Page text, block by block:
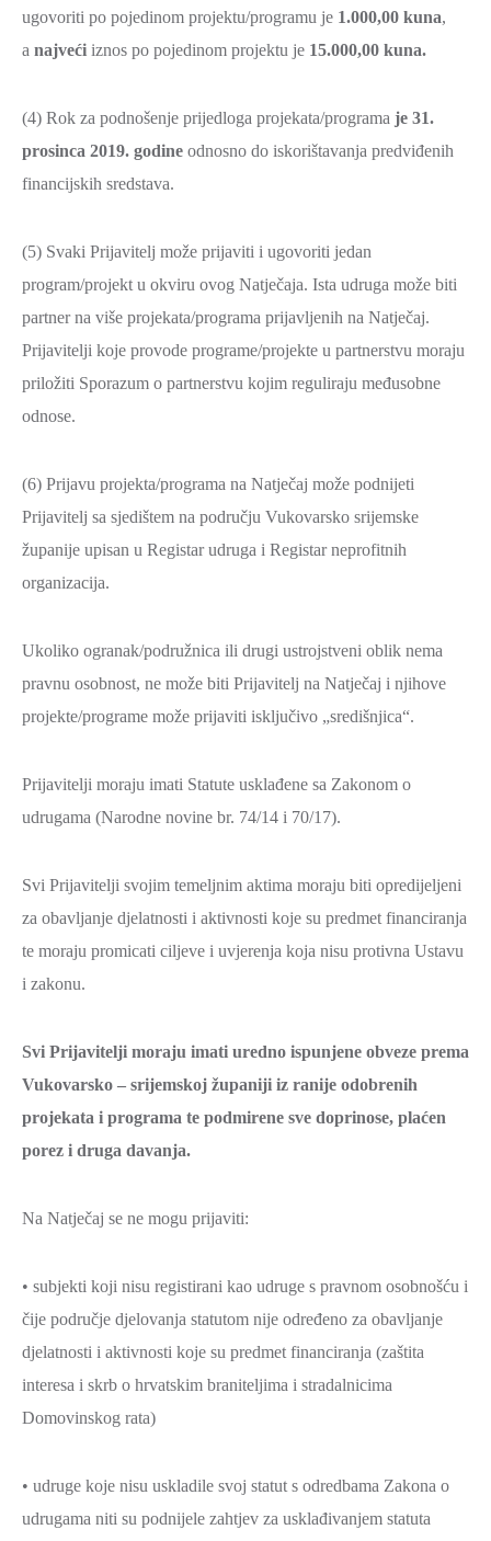
ugovoriti po pojedinom projektu/programu je 1.000,00 kuna,
a najveći iznos po pojedinom projektu je 15.000,00 kuna.
(4) Rok za podnošenje prijedloga projekata/programa je 31.
prosinca 2019. godine odnosno do iskorištavanja predviđenih
financijskih sredstava.
(5) Svaki Prijavitelj može prijaviti i ugovoriti jedan
program/projekt u okviru ovog Natječaja. Ista udruga može biti
partner na više projekata/programa prijavljenih na Natječaj.
Prijavitelji koje provode programe/projekte u partnerstvu moraju
priložiti Sporazum o partnerstvu kojim reguliraju međusobne
odnose.
(6) Prijavu projekta/programa na Natječaj može podnijeti
Prijavitelj sa sjedištem na području Vukovarsko srijemske
županije upisan u Registar udruga i Registar neprofitnih
organizacija.
Ukoliko ogranak/podružnica ili drugi ustrojstveni oblik nema
pravnu osobnost, ne može biti Prijavitelj na Natječaj i njihove
projekte/programe može prijaviti isključivo „središnjica“.
Prijavitelji moraju imati Statute usklađene sa Zakonom o
udrugama (Narodne novine br. 74/14 i 70/17).
Svi Prijavitelji svojim temeljnim aktima moraju biti opredijeljeni
za obavljanje djelatnosti i aktivnosti koje su predmet financiranja
te moraju promicati ciljeve i uvjerenja koja nisu protivna Ustavu
i zakonu.
Svi Prijavitelji moraju imati uredno ispunjene obveze prema
Vukovarsko – srijemskoj županiji iz ranije odobrenih
projekata i programa te podmirene sve doprinose, plaćen
porez i druga davanja.
Na Natječaj se ne mogu prijaviti:
• subjekti koji nisu registirani kao udruge s pravnom osobnošću i
čije područje djelovanja statutom nije određeno za obavljanje
djelatnosti i aktivnosti koje su predmet financiranja (zaštita
interesa i skrb o hrvatskim braniteljima i stradalnicima
Domovinskog rata)
• udruge koje nisu uskladile svoj statut s odredbama Zakona o
udrugama niti su podnijele zahtjev za usklađivanjem statuta